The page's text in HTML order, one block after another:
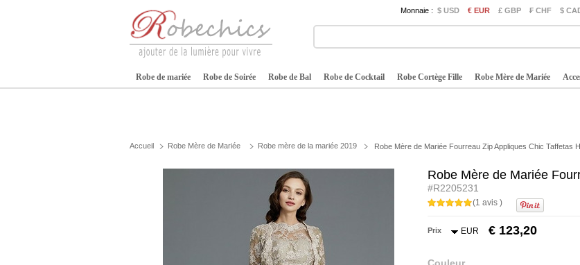
Monnaie : $ USD € EUR £ GBP ₣ CHF $
Robe de mariée Robe de Soirée Robe de Bal Robe de Cocktail Robe Cortège Fille Robe Mère de Mariée
Accueil Robe Mère de Mariée Robe mère de la mariée 2019 Robe Mère de Mariée Fourreau Zip Appliques Chic Taffetas
Robe Mère de Mariée
#R2205231
(1 avis )
Prix EUR € 123,20